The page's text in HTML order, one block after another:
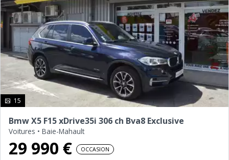
15
Bmw X5 F15 xDrive35i 306 ch Bva8 Exclusive
Voitures • Baie-Mahault
29 990 € OCCASION